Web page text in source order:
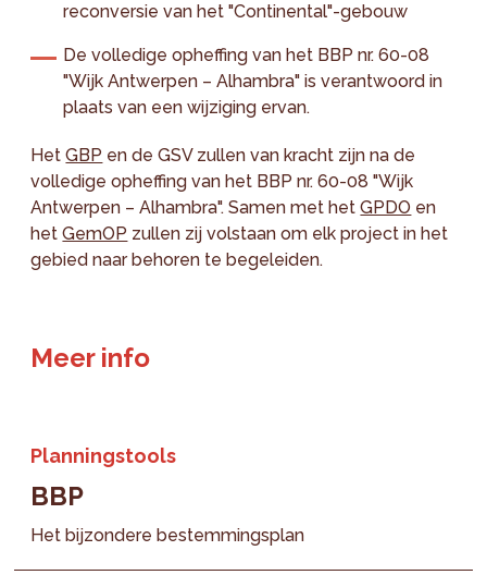
reconversie van het "Continental"-gebouw
De volledige opheffing van het BBP nr. 60-08
"Wijk Antwerpen – Alhambra" is verantwoord in
plaats van een wijziging ervan.
HetGBP en de GSV zullen van kracht zijn na de
volledige opheffing van het BBP nr. 60-08 "Wijk
Antwerpen – Alhambra". Samen met hetGPDO en
hetGemOP zullen zij volstaan om elk project in het
gebied naar behoren te begeleiden.
Meer info
Planningstools
BBP
Het bijzondere bestemmingsplan